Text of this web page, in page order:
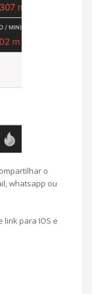
o
whatsapp ou
link para IOS e